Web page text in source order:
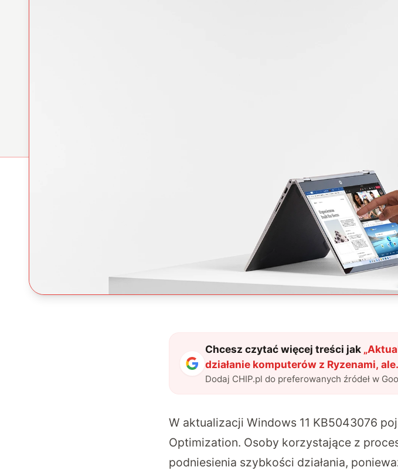
Chcesz czytać więcej treści jak „
działanie komputerów z Ryzenami,
Dodaj CHIP.pl do preferowanych źródeł w
W aktualizacji Windows 11 KB5043076
Optimization. Osoby korzystające z
podniesienia szybkości działania,